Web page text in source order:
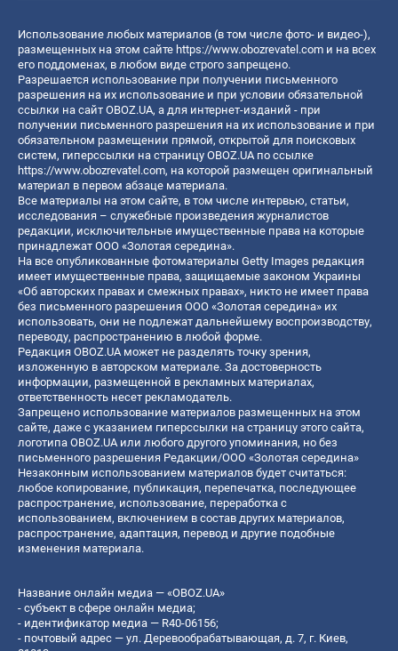
Использование любых материалов (в том числе фото- и видео-),
размещенных на этом сайте https://www.obozrevatel.com и на всех
его поддоменах, в любом виде строго запрещено.
Разрешается использование при получении письменного
разрешения на их использование и при условии обязательной
ссылки на сайт OBOZ.UA, а для интернет-изданий - при
получении письменного разрешения на их использование и при
обязательном размещении прямой, открытой для поисковых
систем, гиперссылки на страницу OBOZ.UA по ссылке
https://www.obozrevatel.com, на которой размещен оригинальный
материал в первом абзаце материала.
Все материалы на этом сайте, в том числе интервью, статьи,
исследования – служебные произведения журналистов
редакции, исключительные имущественные права на которые
принадлежат ООО «Золотая середина».
На все опубликованные фотоматериалы Getty Images редакция
имеет имущественные права, защищаемые законом Украины
«Об авторских правах и смежных правах», никто не имеет права
без письменного разрешения ООО «Золотая середина» их
использовать, они не подлежат дальнейшему воспроизводству,
переводу, распространению в любой форме.
Редакция OBOZ.UA может не разделять точку зрения,
изложенную в авторском материале. За достоверность
информации, размещенной в рекламных материалах,
ответственность несет рекламодатель.
Запрещено использование материалов размещенных на этом
сайте, даже с указанием гиперссылки на страницу этого сайта,
логотипа OBOZ.UA или любого другого упоминания, но без
письменного разрешения Редакции/ООО «Золотая середина»
Незаконным использованием материалов будет считаться:
любое копирование, публикация, перепечатка, последующее
распространение, использование, переработка с
использованием, включением в состав других материалов,
распространение, адаптация, перевод и другие подобные
изменения материала.
Название онлайн медиа — «OBOZ.UA»
- субъект в сфере онлайн медиа;
- идентификатор медиа — R40-06156;
- почтовый адрес — ул. Деревообрабатывающая, д. 7, г. Киев,